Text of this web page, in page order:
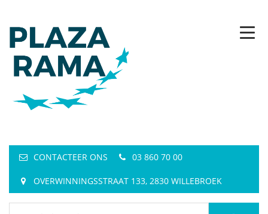
CONTACTEER ONS 03 860 70 00
OVERWINNINGSSTRAAT 133, 2830 WILLEBROEK